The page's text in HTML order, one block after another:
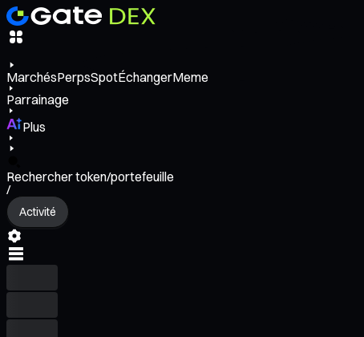
MarchésPerpsSpotÉchangerMeme
Parrainage
Plus
Rechercher token/portefeuille
/
Activité